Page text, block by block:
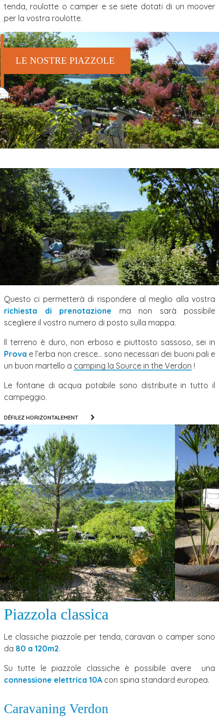
tenda, roulotte o camper e se siete dotati di un moover
per la vostra roulotte.
LE NOSTRE PIAZZOLE
Questo ci permetterà di rispondere al meglio alla vostra
richiesta di prenotazione ma non sarà possibile
scegliere il vostro numero di posto sulla mappa.
Il terreno è duro, non erboso e piuttosto sassoso, sei in
Prova e l’erba non cresce… sono necessari dei buoni pali e
un buon martello a camping la Source in the Verdon !
Le fontane di acqua potabile sono distribuite in tutto il
campeggio.
DÉFILEZ HORIZONTALEMENT
Piazzola classica
Le classiche piazzole per tenda, caravan o camper sono
da 80 a 120m2.
Su tutte le piazzole classiche è possibile avere una
connessione elettrica 10A con spina standard europea.
Caravaning Verdon